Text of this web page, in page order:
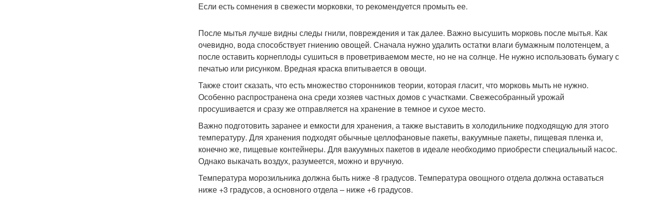
Если есть сомнения в свежести морковки, то рекомендуется промыть ее.
После мытья лучше видны следы гнили, повреждения и так далее. Важно высушить морковь после мытья. Как
очевидно, вода способствует гниению овощей. Сначала нужно удалить остатки влаги бумажным полотенцем, а
после оставить корнеплоды сушиться в проветриваемом месте, но не на солнце. Не нужно использовать бумагу с
печатью или рисунком. Вредная краска впитывается в овощи.
Также стоит сказать, что есть множество сторонников теории, которая гласит, что морковь мыть не нужно.
Особенно распространена она среди хозяев частных домов с участками. Свежесобранный урожай
просушивается и сразу же отправляется на хранение в темное и сухое место.
Важно подготовить заранее и емкости для хранения, а также выставить в холодильнике подходящую для этого
температуру. Для хранения подходят обычные целлофановые пакеты, вакуумные пакеты, пищевая пленка и,
конечно же, пищевые контейнеры. Для вакуумных пакетов в идеале необходимо приобрести специальный насос.
Однако выкачать воздух, разумеется, можно и вручную.
Температура морозильника должна быть ниже -8 градусов. Температура овощного отдела должна оставаться
ниже +3 градусов, а основного отдела – ниже +6 градусов.